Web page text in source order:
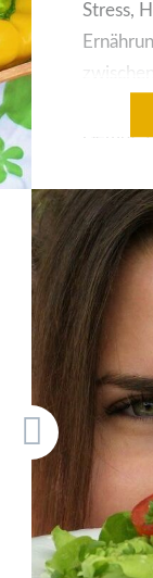
Stress,
Gemüt.
die
Rolle.
die
auf das